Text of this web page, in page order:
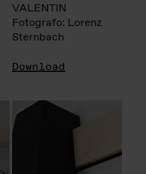
VALENTIN
Fotografo: Lorenz
Sternbach
Download